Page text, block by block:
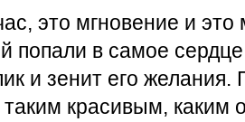
это мгновение и
попали в самое
и зенит его желания.
таким красивым, каким